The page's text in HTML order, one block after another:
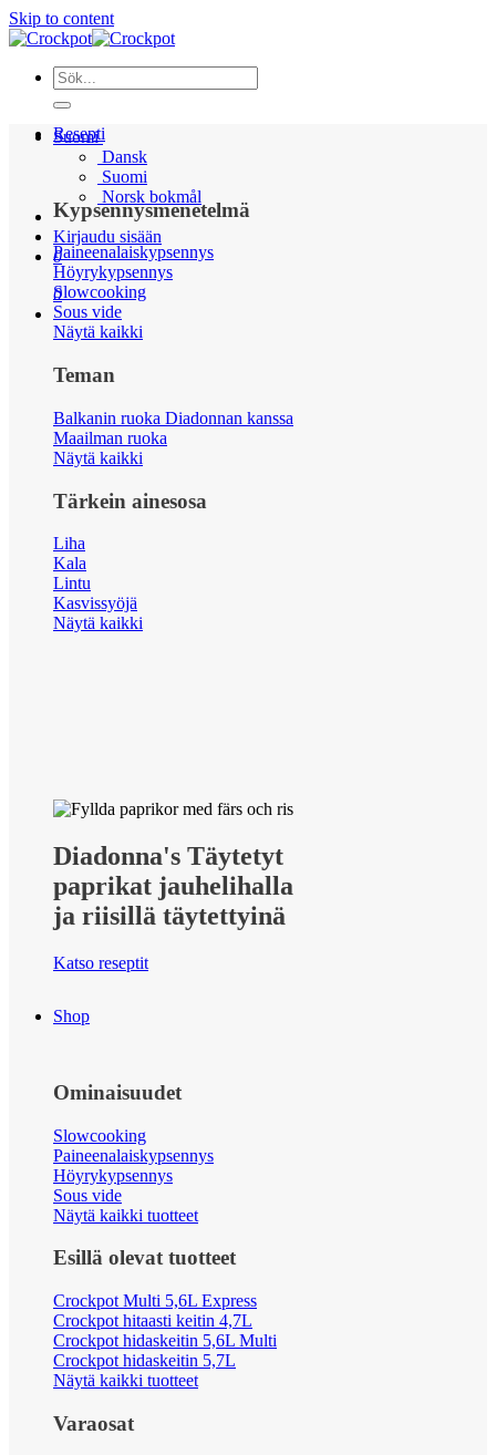
Skip to content
Suomi
Dansk
Suomi
Norsk bokmål
Kirjaudu sisään
0
0
Resepti
Kypsennysmenetelmä
Paineenalaiskypsennys
Höyrykypsennys
Slowcooking
Sous vide
Näytä kaikki
Teman
Balkanin ruoka Diadonnan kanssa
Maailman ruoka
Näytä kaikki
Tärkein ainesosa
Liha
Kala
Lintu
Kasvissyöjä
Näytä kaikki
Diadonna's Täytetyt
paprikat jauhelihalla
ja riisillä täytettyinä
Katso reseptit
Shop
Ominaisuudet
Slowcooking
Paineenalaiskypsennys
Höyrykypsennys
Sous vide
Näytä kaikki tuotteet
Esillä olevat tuotteet
Crockpot Multi 5,6L Express
Crockpot hitaasti keitin 4,7L
Crockpot hidaskeitin 5,6L Multi
Crockpot hidaskeitin 5,7L
Näytä kaikki tuotteet
Varaosat